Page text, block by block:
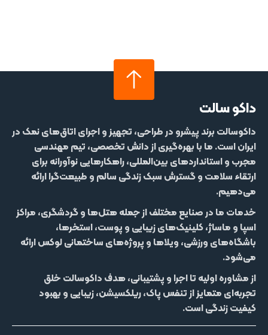
داکو سالت
داکوسالت برند پیشرو در طراحی، تجهیز و اجرای اتاق‌های نمک در
ایران است. ما با بهره‌گیری از دانش تخصصی، تیم مهندسی
مجرب و استانداردهای بین‌المللی، راهکارهایی نوآورانه برای
ارتقاء سلامت و گسترش سبک زندگی سالم و طبیعت‌گرا ارائه
می‌دهیم.
خدمات ما در صنایع مختلف از جملههتل‌‌ها و گردشگری، مراکز
اسپا و ماساژ، کلینیک‌های زیبایی و پوست، استخرها،
باشگاه‌های ورزشی، ویلاها و پروژه‌های ساختمانی لوکسارائه
می‌شود.
از مشاوره اولیه تا اجرا و پشتیبانی، هدف داکوسالت خلق
تجربه‌ای متمایز ازتنفس پاک، ریلکسیشن، زیبایی و بهبود
کیفیت زندگیاست.